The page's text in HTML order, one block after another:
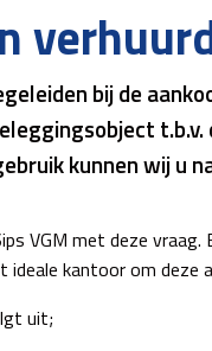
bij de
kunnen wij u
VGM met deze
kantoor om deze
uit;